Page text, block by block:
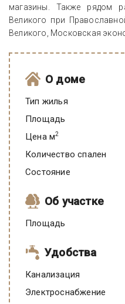
магазины. Также рядом
Великого при
Великого, Московская
О доме
Тип жилья
Площадь
Цена м2
Количество спален
Состояние
Об участке
Площадь
Удобства
Канализация
Электроснабжение